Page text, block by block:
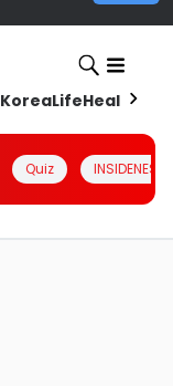
KoreaLifeHealth
Quiz INSIDENESIA